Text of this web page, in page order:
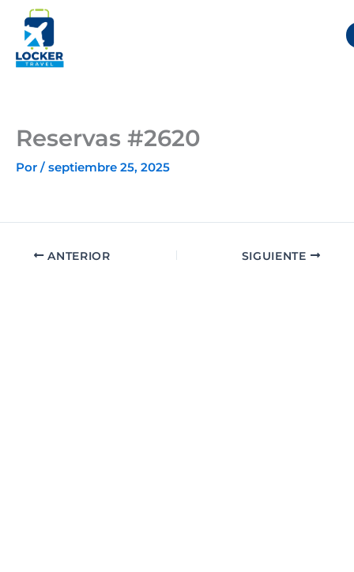
contenido
Reservas #2620
Por / septiembre 25, 2025
ANTERIOR SIGUIENTE